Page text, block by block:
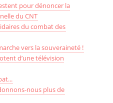
pour dénoncer la
du CNT
du combat des
vers la souveraineté !
d’une télévision
nous plus de